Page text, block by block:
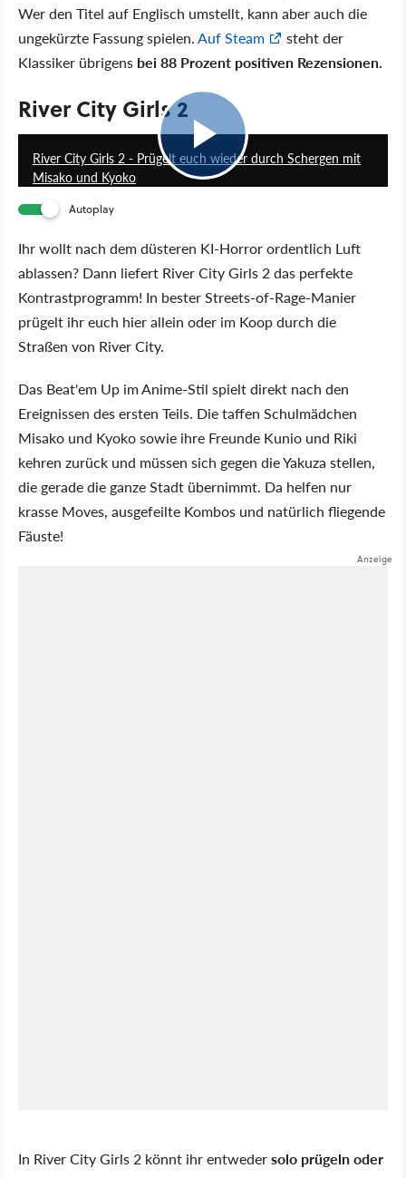
Wer den Titel auf Englisch umstellt, kann aber auch die
ungekürzte Fassung spielen.Auf Steam
steht der
Klassiker übrigens bei 88 Prozent positiven Rezensionen.
River City Girls 2
River City Girls 2 - Prügelt euch wieder durch Schergen mit
Misako und Kyoko
Autoplay
Ihr wollt nach dem düsteren KI-Horror ordentlich Luft
ablassen? Dann liefert River City Girls 2 das perfekte
Kontrastprogramm! In bester Streets-of-Rage-Manier
prügelt ihr euch hier allein oder im Koop durch die
Straßen von River City.
Das Beat'em Up im Anime-Stil spielt direkt nach den
Ereignissen des ersten Teils. Die taffen Schulmädchen
Misako und Kyoko sowie ihre Freunde Kunio und Riki
kehren zurück und müssen sich gegen die Yakuza stellen,
die gerade die ganze Stadt übernimmt. Da helfen nur
krasse Moves, ausgefeilte Kombos und natürlich fliegende
Fäuste!
In River City Girls 2 könnt ihr entwedersolo prügeln oder